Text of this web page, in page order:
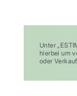
Unter
hierbei um
oder